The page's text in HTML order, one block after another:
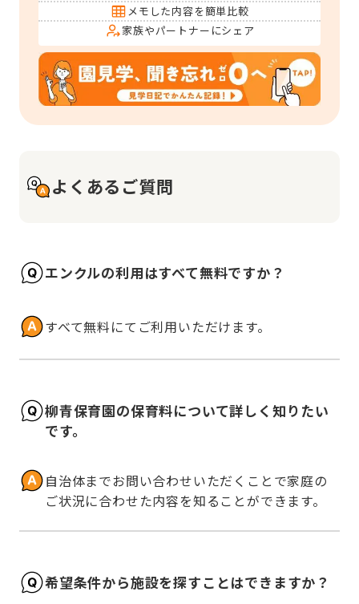
メモした内容を簡単比較
家族やパートナーにシェア
よくあるご質問
エンクルの利用はすべて無料ですか？
すべて無料にてご利用いただけます。
柳青保育園の保育料について詳しく知りたい
です。
自治体までお問い合わせいただくことで家庭の
ご状況に合わせた内容を知ることができます。
希望条件から施設を探すことはできますか？